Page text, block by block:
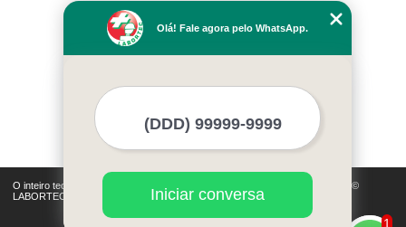
Missão
O inteiro teor deste site está sujeito à proteção de direitos autorais. Copyright©
LABORTEC (Lei 9610 de 19/02/1998)
1
Olá! Fale agora pelo WhatsApp.
Iniciar conversa